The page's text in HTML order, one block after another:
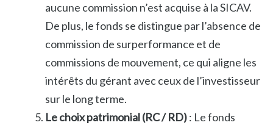
aucune commission n’est acquise à la SICAV.
De plus, le fonds se distingue par l’absence de
commission de surperformance et de
commissions de mouvement, ce qui aligne les
intérêts du gérant avec ceux de l’investisseur
sur le long terme.
Le choix patrimonial (RC / RD): Le fonds